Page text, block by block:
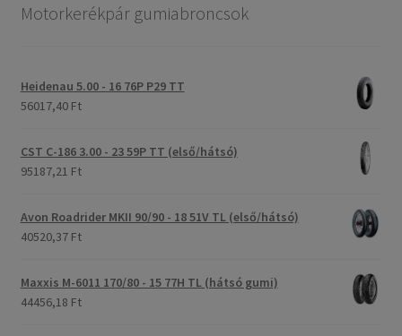
Motorkerékpár gumiabroncsok
Heidenau 5.00 - 16 76P P29 TT
56017,40 Ft
CST C-186 3.00 - 23 59P TT (első/hátsó)
95187,21 Ft
Avon Roadrider MKII 90/90 - 18 51V TL (első/hátsó)
40520,37 Ft
Maxxis M-6011 170/80 - 15 77H TL (hátsó gumi)
44456,18 Ft